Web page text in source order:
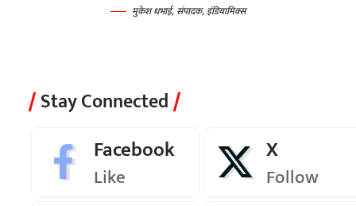
मुकेश धभाई, संपादक, इंडियामिक्स
Stay Connected
Facebook
Like
X
Follow